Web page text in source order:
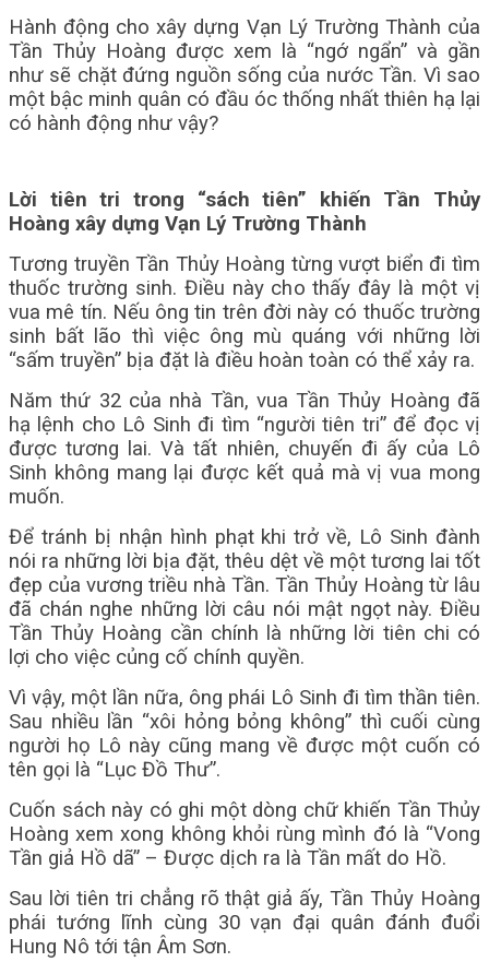
Hành động cho xây dựng Vạn Lý Trường Thành của
Tần Thủy Hoàng được xem là “ngớ ngẩn” và gần
như sẽ chặt đứng nguồn sống của nước Tần. Vì sao
một bậc minh quân có đầu óc thống nhất thiên hạ lại
có hành động như vậy?
Lời tiên tri trong “sách tiên” khiến Tần Thủy
Hoàng xây dựng Vạn Lý Trường Thành
Tương truyền Tần Thủy Hoàng từng vượt biển đi tìm
thuốc trường sinh. Điều này cho thấy đây là một vị
vua mê tín. Nếu ông tin trên đời này có thuốc trường
sinh bất lão thì việc ông mù quáng với những lời
“sấm truyền” bịa đặt là điều hoàn toàn có thể xảy ra.
Năm thứ 32 của nhà Tần, vua Tần Thủy Hoàng đã
hạ lệnh cho Lô Sinh đi tìm “người tiên tri” để đọc vị
được tương lai. Và tất nhiên, chuyến đi ấy của Lô
Sinh không mang lại được kết quả mà vị vua mong
muốn.
Để tránh bị nhận hình phạt khi trở về, Lô Sinh đành
nói ra những lời bịa đặt, thêu dệt về một tương lai tốt
đẹp của vương triều nhà Tần. Tần Thủy Hoàng từ lâu
đã chán nghe những lời câu nói mật ngọt này. Điều
Tần Thủy Hoàng cần chính là những lời tiên chi có
lợi cho việc củng cố chính quyền.
Vì vậy, một lần nữa, ông phái Lô Sinh đi tìm thần tiên.
Sau nhiều lần “xôi hỏng bỏng không” thì cuối cùng
người họ Lô này cũng mang về được một cuốn có
tên gọi là “Lục Đồ Thư”.
Cuốn sách này có ghi một dòng chữ khiến Tần Thủy
Hoàng xem xong không khỏi rùng mình đó là “Vong
Tần giả Hồ dã” – Được dịch ra là Tần mất do Hồ.
Sau lời tiên tri chẳng rõ thật giả ấy, Tần Thủy Hoàng
phái tướng lĩnh cùng 30 vạn đại quân đánh đuổi
Hung Nô tới tận Âm Sơn.